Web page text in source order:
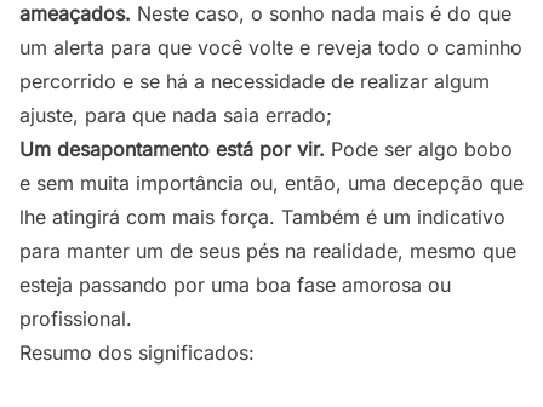
ameaçados. Neste caso, o sonho nada mais é do que
um alerta para que você volte e reveja todo o caminho
percorrido e se há a necessidade de realizar algum
ajuste, para que nada saia errado;
Um desapontamento está por vir. Pode ser algo bobo
e sem muita importância ou, então, uma decepção que
lhe atingirá com mais força. Também é um indicativo
para manter um de seus pés na realidade, mesmo que
esteja passando por uma boa fase amorosa ou
profissional.
Resumo dos significados: